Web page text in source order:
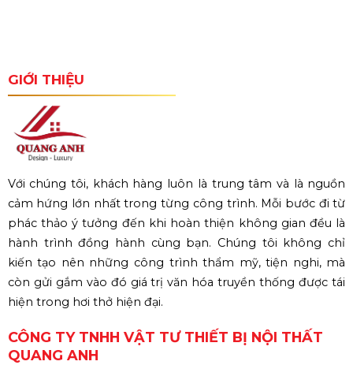
GIỚI THIỆU
Với chúng tôi, khách hàng luôn là trung tâm và là nguồn
cảm hứng lớn nhất trong từng công trình. Mỗi bước đi từ
phác thảo ý tưởng đến khi hoàn thiện không gian đều là
hành trình đồng hành cùng bạn. Chúng tôi không chỉ
kiến tạo nên những công trình thẩm mỹ, tiện nghi, mà
còn gửi gắm vào đó giá trị văn hóa truyền thống được tái
hiện trong hơi thở hiện đại.
CÔNG TY TNHH VẬT TƯ THIẾT BỊ NỘI THẤT
QUANG ANH